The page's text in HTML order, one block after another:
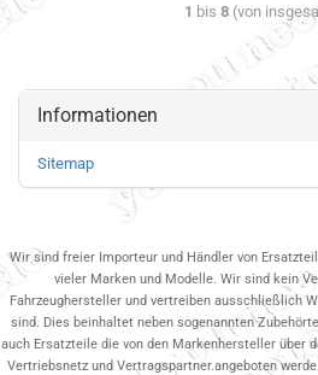
1 bis 8 (von
Informationen
Sitemap
Wir sind freier Importeur und Händler von
vieler Marken und Modelle. Wir sind kein
Fahrzeughersteller und vertreiben ausschließlich
sind. Dies beinhaltet neben sogenannten
auch Ersatzteile die von den Markenhersteller über
Vertriebsnetz und Vertragspartner.angeboten